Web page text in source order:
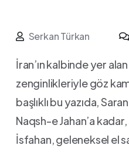
Serkan Türkan
İran’ın kalbinde yer
zenginlikleriyle göz
başlıklı bu ‌yazıda,
Naqsh-e Jahan’a‍
İsfahan, geleneksel el⁣